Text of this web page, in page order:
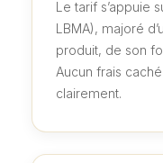
Le tarif s’appuie
LBMA), majoré
produit, de son
Aucun frais
clairement.